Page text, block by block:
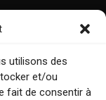
utilisons des
et/ou
fait de consentir à
Le Mensuel ?